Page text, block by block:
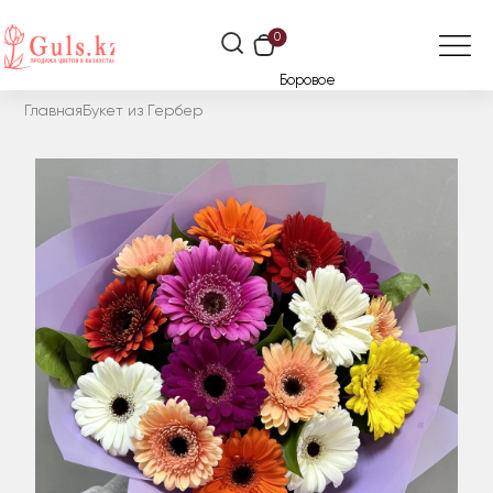
0
Боровое
Главная Букет из Гербер